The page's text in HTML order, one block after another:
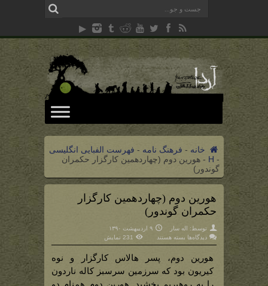
خانه - فرهنگ نامه - فهرست الفبایی انگلیسی
-
H
- هورین دوم (چهاردهمین کارگزار حکمران
گوندور)
هورین دوم (چهاردهمین کارگزار
حکمران گوندور)
توسط: اله سار
۹ اردیبهشت ۱۳۹۰
دیدگاه‌ها برای
(چهاردهمین
کارگزار
حکمران
گوندور)
بسته هستند 231 نمایش
هورین دوم، پسر هالاس کارگزار و نوه
کیریون بود که سرزمین سرسبز کاله ناردون